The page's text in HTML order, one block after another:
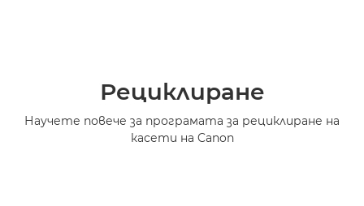
Рециклиране
Научете повече за програмата за рециклиране на
касети на Canon